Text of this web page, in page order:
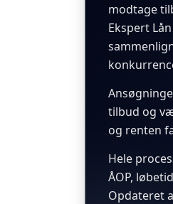
modtage
Ekspert
tilbud og
og renten
Hele
ÅOP,
Opdateret